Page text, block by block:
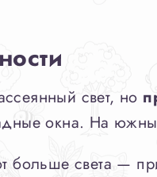
свет, но
окна. На
больше света —